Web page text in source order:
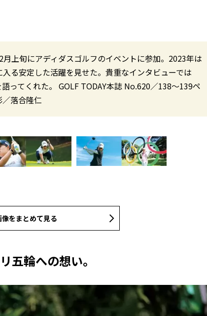
上旬にアディダスゴルフのイベントに参加。2023年は
る安定した活躍を見せた。貴重なインタビューでは
ってくれた。 GOLF TODAY本誌 No.620／138〜139ペ
落合隆仁
像をまとめて見る
五輪への想い。